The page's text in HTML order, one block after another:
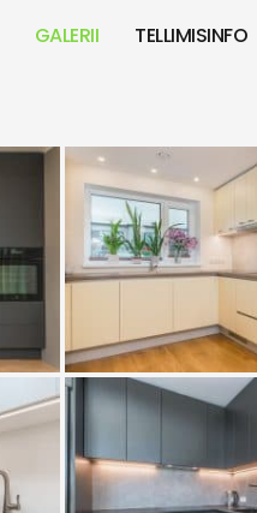
GALERII TELLIMISINFO